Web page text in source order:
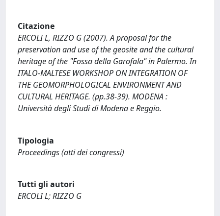
Citazione
ERCOLI L, RIZZO G (2007). A proposal for the
preservation and use of the geosite and the cultural
heritage of the "Fossa della Garofala" in Palermo. In
ITALO-MALTESE WORKSHOP ON INTEGRATION OF
THE GEOMORPHOLOGICAL ENVIRONMENT AND
CULTURAL HERITAGE. (pp.38-39). MODENA :
Università degli Studi di Modena e Reggio.
Tipologia
Proceedings (atti dei congressi)
Tutti gli autori
ERCOLI L; RIZZO G